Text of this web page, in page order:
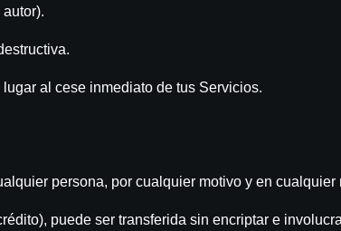
al cese inmediato de tus Servicios.
persona, por cualquier motivo y en cualquier
puede ser transferida sin encriptar e